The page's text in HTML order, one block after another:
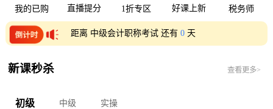
我的已购 直播提分 1折专区 好课上新 税务师
距离 中级会计职称考试 还有0 天
新课秒杀 查看更多>
初级 中级 实操